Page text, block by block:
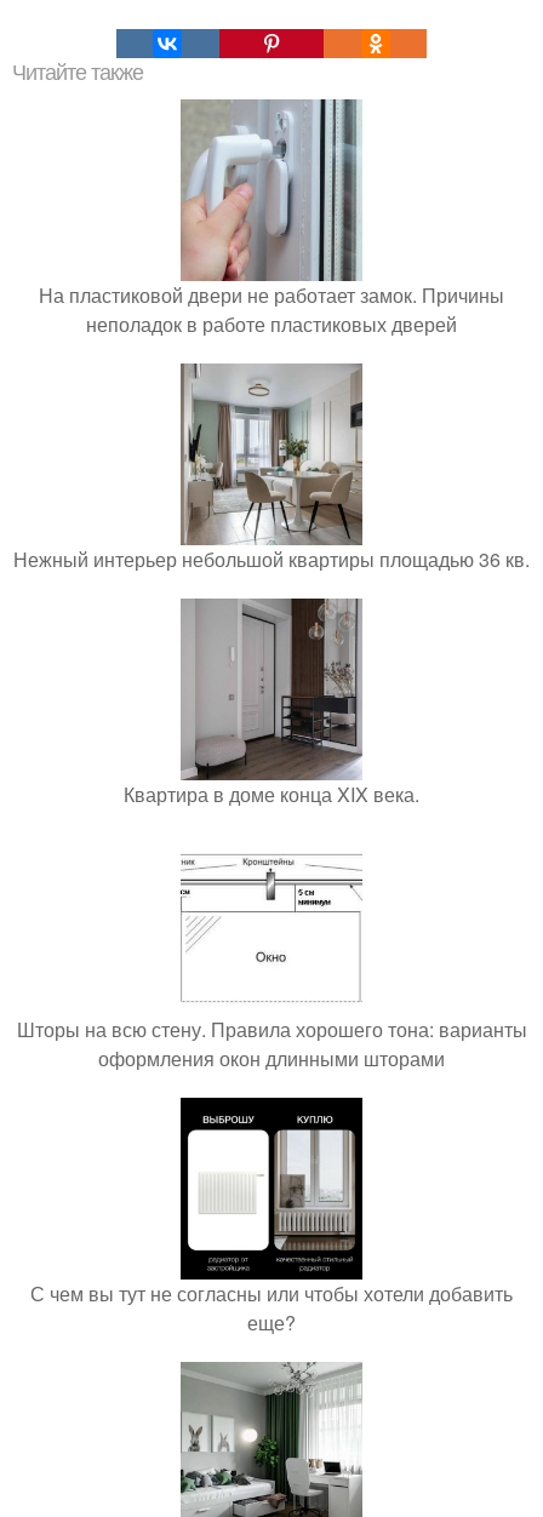
Читайте также
На пластиковой двери не работает замок. Причины
неполадок в работе пластиковых дверей
Нежный интерьер небольшой квартиры площадью 36 кв.
Квартира в доме конца XIX века.
Шторы на всю стену. Правила хорошего тона: варианты
оформления окон длинными шторами
С чем вы тут не согласны или чтобы хотели добавить
еще?